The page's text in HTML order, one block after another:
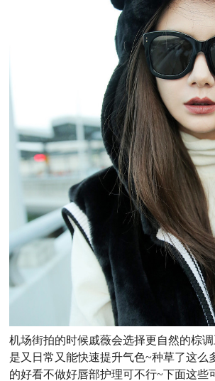
机场街拍的时候戚薇会选择更自然的棕
是又日常又能快速提升气色~种草了这么
的好看不做好唇部护理可不行~下面这些